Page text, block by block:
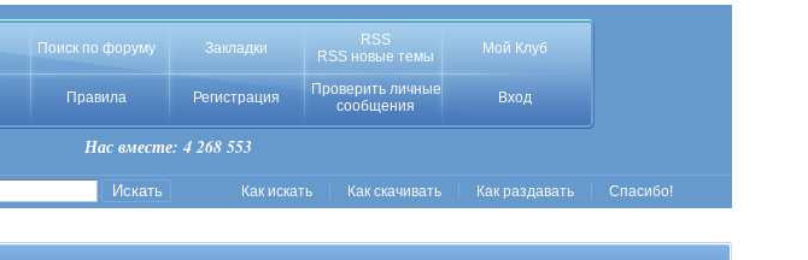
Поиск по форуму Закладки
RSS
RSS новые темы
Мой Клуб
Правила Регистрация
Проверить личные
сообщения
Вход
Нас вместе: 4 268 553
Как искать Как скачивать Как раздавать Спасибо!